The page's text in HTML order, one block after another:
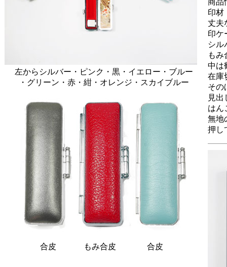
左からシルバー・ピンク・黒・イエロー・ブルー
・グリーン・赤・紺・オレンジ・スカイブルー
合皮 もみ合皮 合皮
商品
印材
丈夫
印ケ
シル
もみ
中は
在庫
その
見出
はん
無地
押し